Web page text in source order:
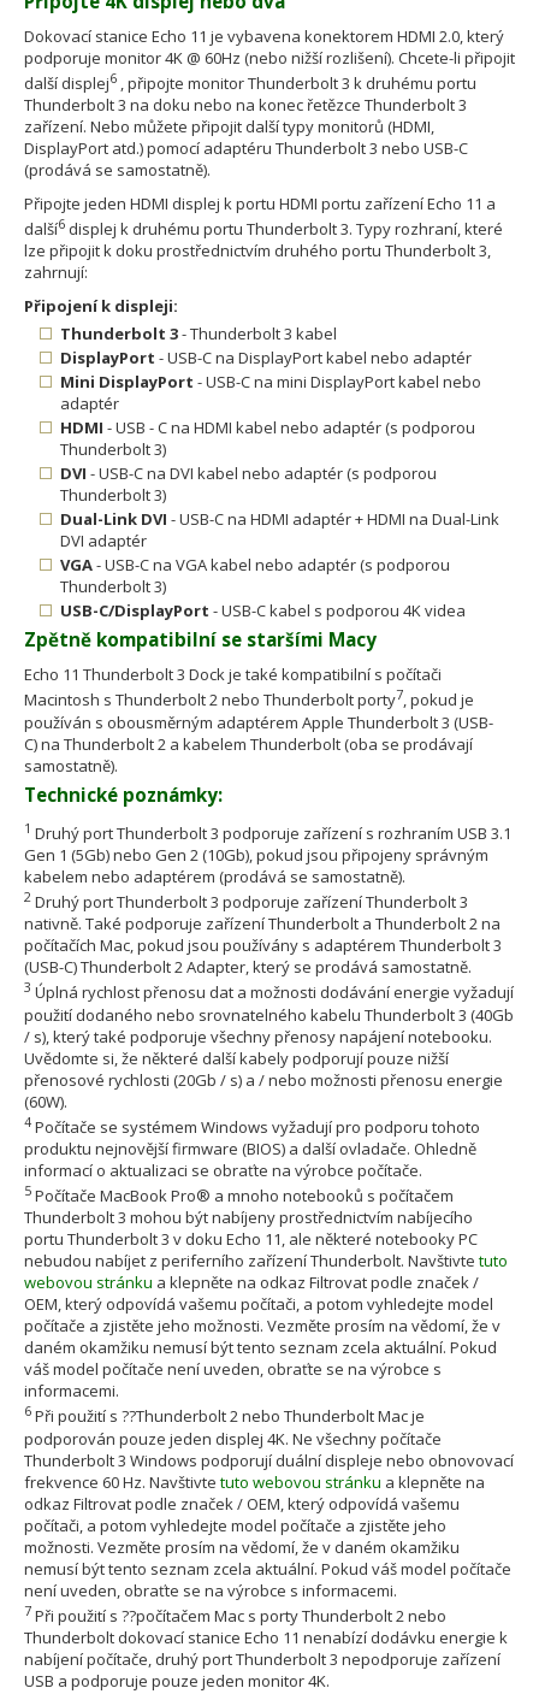
Dokovací stanice Echo 11 je vybavena konektorem HDMI 2.0, který
podporuje monitor 4K @ 60Hz (nebo nižší rozlišení). Chcete-li připojit
další displej6 , připojte monitor Thunderbolt 3 k druhému portu
Thunderbolt 3 na doku nebo na konec řetězce Thunderbolt 3
zařízení. Nebo můžete připojit další typy monitorů (HDMI,
DisplayPort atd.) pomocí adaptéru Thunderbolt 3 nebo USB-C
(prodává se samostatně).
Připojte jeden HDMI displej k portu HDMI portu zařízení Echo 11 a
další6 displej k druhému portu Thunderbolt 3. Typy rozhraní, které
lze připojit k doku prostřednictvím druhého portu Thunderbolt 3,
zahrnují:
Připojení k displeji:
Thunderbolt 3- Thunderbolt 3 kabel
DisplayPort - USB-C na DisplayPort kabel nebo adaptér
Mini DisplayPort - USB-C na mini DisplayPort kabel nebo
adaptér
HDMI - USB - C na HDMI kabel nebo adaptér (s podporou
Thunderbolt 3)
DVI - USB-C na DVI kabel nebo adaptér (s podporou
Thunderbolt 3)
Dual-Link DVI - USB-C na HDMI adaptér + HDMI na Dual-Link
DVI adaptér
VGA- USB-C na VGA kabel nebo adaptér (s podporou
Thunderbolt 3)
USB-C/DisplayPort - USB-C kabel s podporou 4K videa
Zpětně kompatibilní se staršími Macy
Echo 11 Thunderbolt 3 Dock je také kompatibilní s počítači
Macintosh s Thunderbolt 2 nebo Thunderbolt porty7, pokud je
používán s obousměrným adaptérem Apple Thunderbolt 3 (USB-
C) na Thunderbolt 2 a kabelem Thunderbolt (oba se prodávají
samostatně).
Technické poznámky:
1 Druhý port Thunderbolt 3 podporuje zařízení s rozhraním USB 3.1
Gen 1 (5Gb) nebo Gen 2 (10Gb), pokud jsou připojeny správným
kabelem nebo adaptérem (prodává se samostatně).
2 Druhý port Thunderbolt 3 podporuje zařízení Thunderbolt 3
nativně. Také podporuje zařízení Thunderbolt a Thunderbolt 2 na
počítačích Mac, pokud jsou používány s adaptérem Thunderbolt 3
(USB-C) Thunderbolt 2 Adapter, který se prodává samostatně.
3 Úplná rychlost přenosu dat a možnosti dodávání energie vyžadují
použití dodaného nebo srovnatelného kabelu Thunderbolt 3 (40Gb
/ s), který také podporuje všechny přenosy napájení notebooku.
Uvědomte si, že některé další kabely podporují pouze nižší
přenosové rychlosti (20Gb / s) a / nebo možnosti přenosu energie
(60W).
4 Počítače se systémem Windows vyžadují pro podporu tohoto
produktu nejnovější firmware (BIOS) a další ovladače. Ohledně
informací o aktualizaci se obraťte na výrobce počítače.
5 Počítače MacBook Pro® a mnoho notebooků s počítačem
Thunderbolt 3 mohou být nabíjeny prostřednictvím nabíjecího
portu Thunderbolt 3 v doku Echo 11, ale některé notebooky PC
nebudou nabíjet z periferního zařízení Thunderbolt. Navštivte tuto
webovou stránku a klepněte na odkaz Filtrovat podle značek /
OEM, který odpovídá vašemu počítači, a potom vyhledejte model
počítače a zjistěte jeho možnosti. Vezměte prosím na vědomí, že v
daném okamžiku nemusí být tento seznam zcela aktuální. Pokud
váš model počítače není uveden, obraťte se na výrobce s
informacemi.
6 Při použití s ??Thunderbolt 2 nebo Thunderbolt Mac je
podporován pouze jeden displej 4K. Ne všechny počítače
Thunderbolt 3 Windows podporují duální displeje nebo obnovovací
frekvence 60 Hz. Navštivte tuto webovou stránku a klepněte na
odkaz Filtrovat podle značek / OEM, který odpovídá vašemu
počítači, a potom vyhledejte model počítače a zjistěte jeho
možnosti. Vezměte prosím na vědomí, že v daném okamžiku
nemusí být tento seznam zcela aktuální. Pokud váš model počítače
není uveden, obraťte se na výrobce s informacemi.
7 Při použití s ??počítačem Mac s porty Thunderbolt 2 nebo
Thunderbolt dokovací stanice Echo 11 nenabízí dodávku energie k
nabíjení počítače, druhý port Thunderbolt 3 nepodporuje zařízení
USB a podporuje pouze jeden monitor 4K.